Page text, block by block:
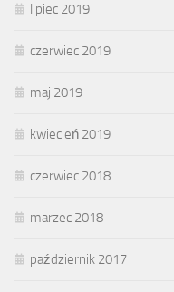
lipiec 2019
czerwiec 2019
maj 2019
kwiecień 2019
czerwiec 2018
marzec 2018
październik 2017